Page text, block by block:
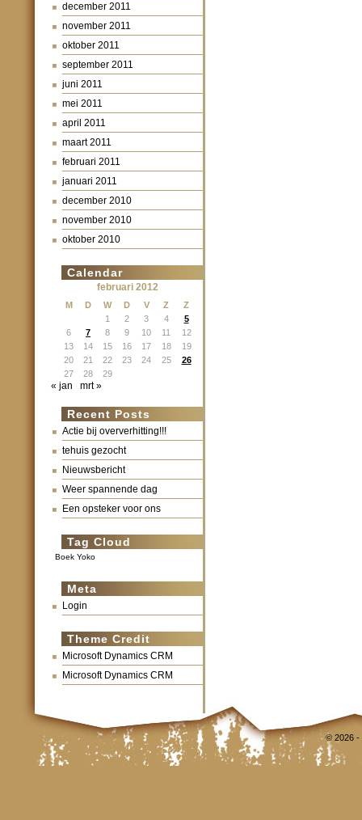
december 2011
november 2011
oktober 2011
september 2011
juni 2011
mei 2011
april 2011
maart 2011
februari 2011
januari 2011
december 2010
november 2010
oktober 2010
Calendar
februari 2012
M D W D V Z
Z
1
2 3 4
5
6
7 8 9 10 11
12
13
14 15 16 17 18
19
20
21 22 23 24 25
26
27
28 29
« jan mrt »
Recent Posts
Actie bij oververhitting!!!
tehuis gezocht
Nieuwsbericht
Weer spannende dag
Een opsteker voor ons
Tag Cloud
Boek Yoko
Meta
Login
Theme Credit
Microsoft Dynamics CRM
Microsoft Dynamics CRM
© 2026 -